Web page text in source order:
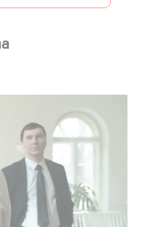
– wer zieht die Fäden